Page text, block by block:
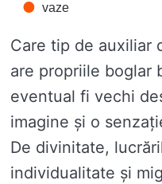
vaze
Care tip de auxiliar
are propriile boglar
eventual fi vechi
imagine și o
De divinitate,
individualitate și